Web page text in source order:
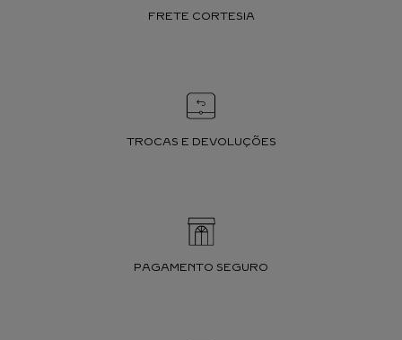
FRETE CORTESIA
TROCAS E DEVOLUÇÕES
PAGAMENTO SEGURO